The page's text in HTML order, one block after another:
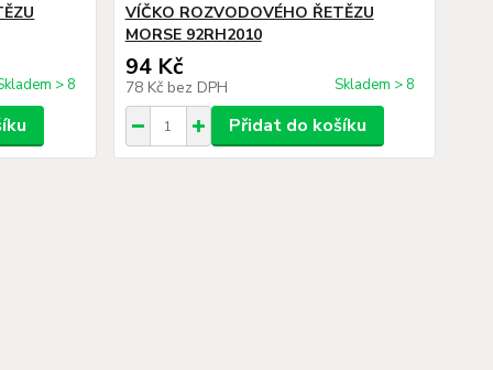
> 8
VÍČKO ROZVODOVÉHO ŘETĚZU
MORSE 92RH2010
94 Kč
78 Kč bez DPH Skladem > 8
Přidat do košíku